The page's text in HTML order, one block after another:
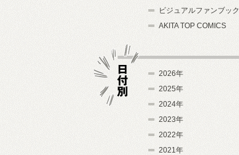
ビジュアルファンブック
AKITA TOP COMICS
2026年
2025年
2024年
2023年
2022年
2021年